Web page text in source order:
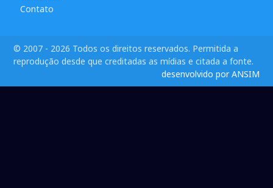
Contato
© 2007 - 2026 Todos os direitos reservados. Permitida a
reprodução desde que creditadas as mídias e citada a fonte.
desenvolvido por ANSIM